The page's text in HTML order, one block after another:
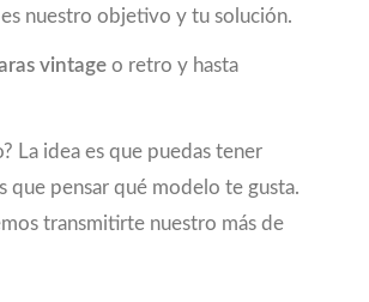
nuestro objetivo y tu solución.
vintage o retro y hasta
La idea es que puedas tener
que pensar qué modelo te gusta.
transmitirte nuestro más de